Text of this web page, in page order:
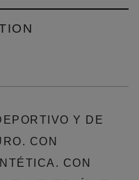
Y DE
CON
CON